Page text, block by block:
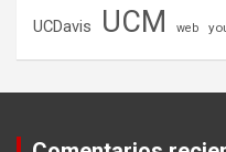
UCDavis UCM web